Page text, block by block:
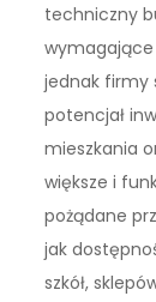
techniczny
jednak firmy
potencjał
mieszkania
większe i
pożądane
jak
szkół,